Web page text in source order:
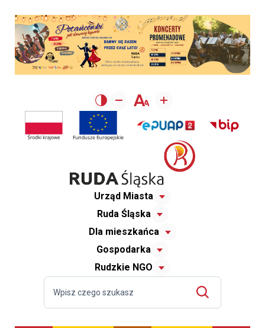
Urząd Miasta
Ruda Śląska
Dla mieszkańca
Gospodarka
Rudzkie NGO